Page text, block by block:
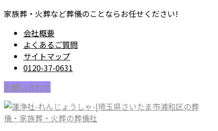
コ
移
動
ナ
ン
に
移
動
家族葬・火葬など葬儀のことならお任せください!
会社概要
よくあるご質問
サイトマップ
0120-37-0631
お問い合わせ